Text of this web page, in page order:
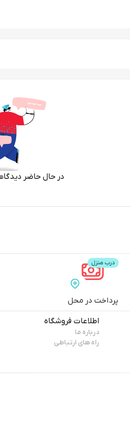
در حال حاضر
پرداخت در محل
اطلاعات فروشگاه
درباره ما
راه های ارتباطی